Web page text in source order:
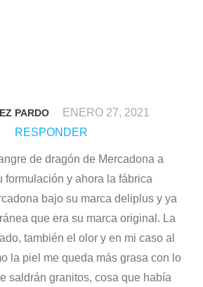
PARDO
ENERO 27, 2021
RESPONDER
de dragón de Mercadona a
formulación y ahora la fábrica
bajo su marca deliplus y ya
que era su marca original. La
también el olor y en mi caso al
la piel me queda más grasa con lo
saldrán granitos, cosa que había